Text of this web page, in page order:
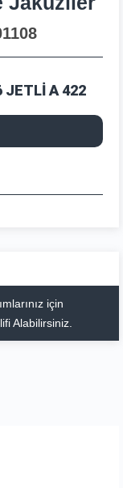
JETLİ A 422
için
Alabilirsiniz.